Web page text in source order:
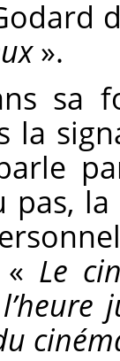
».
sa
la
pas,
Le